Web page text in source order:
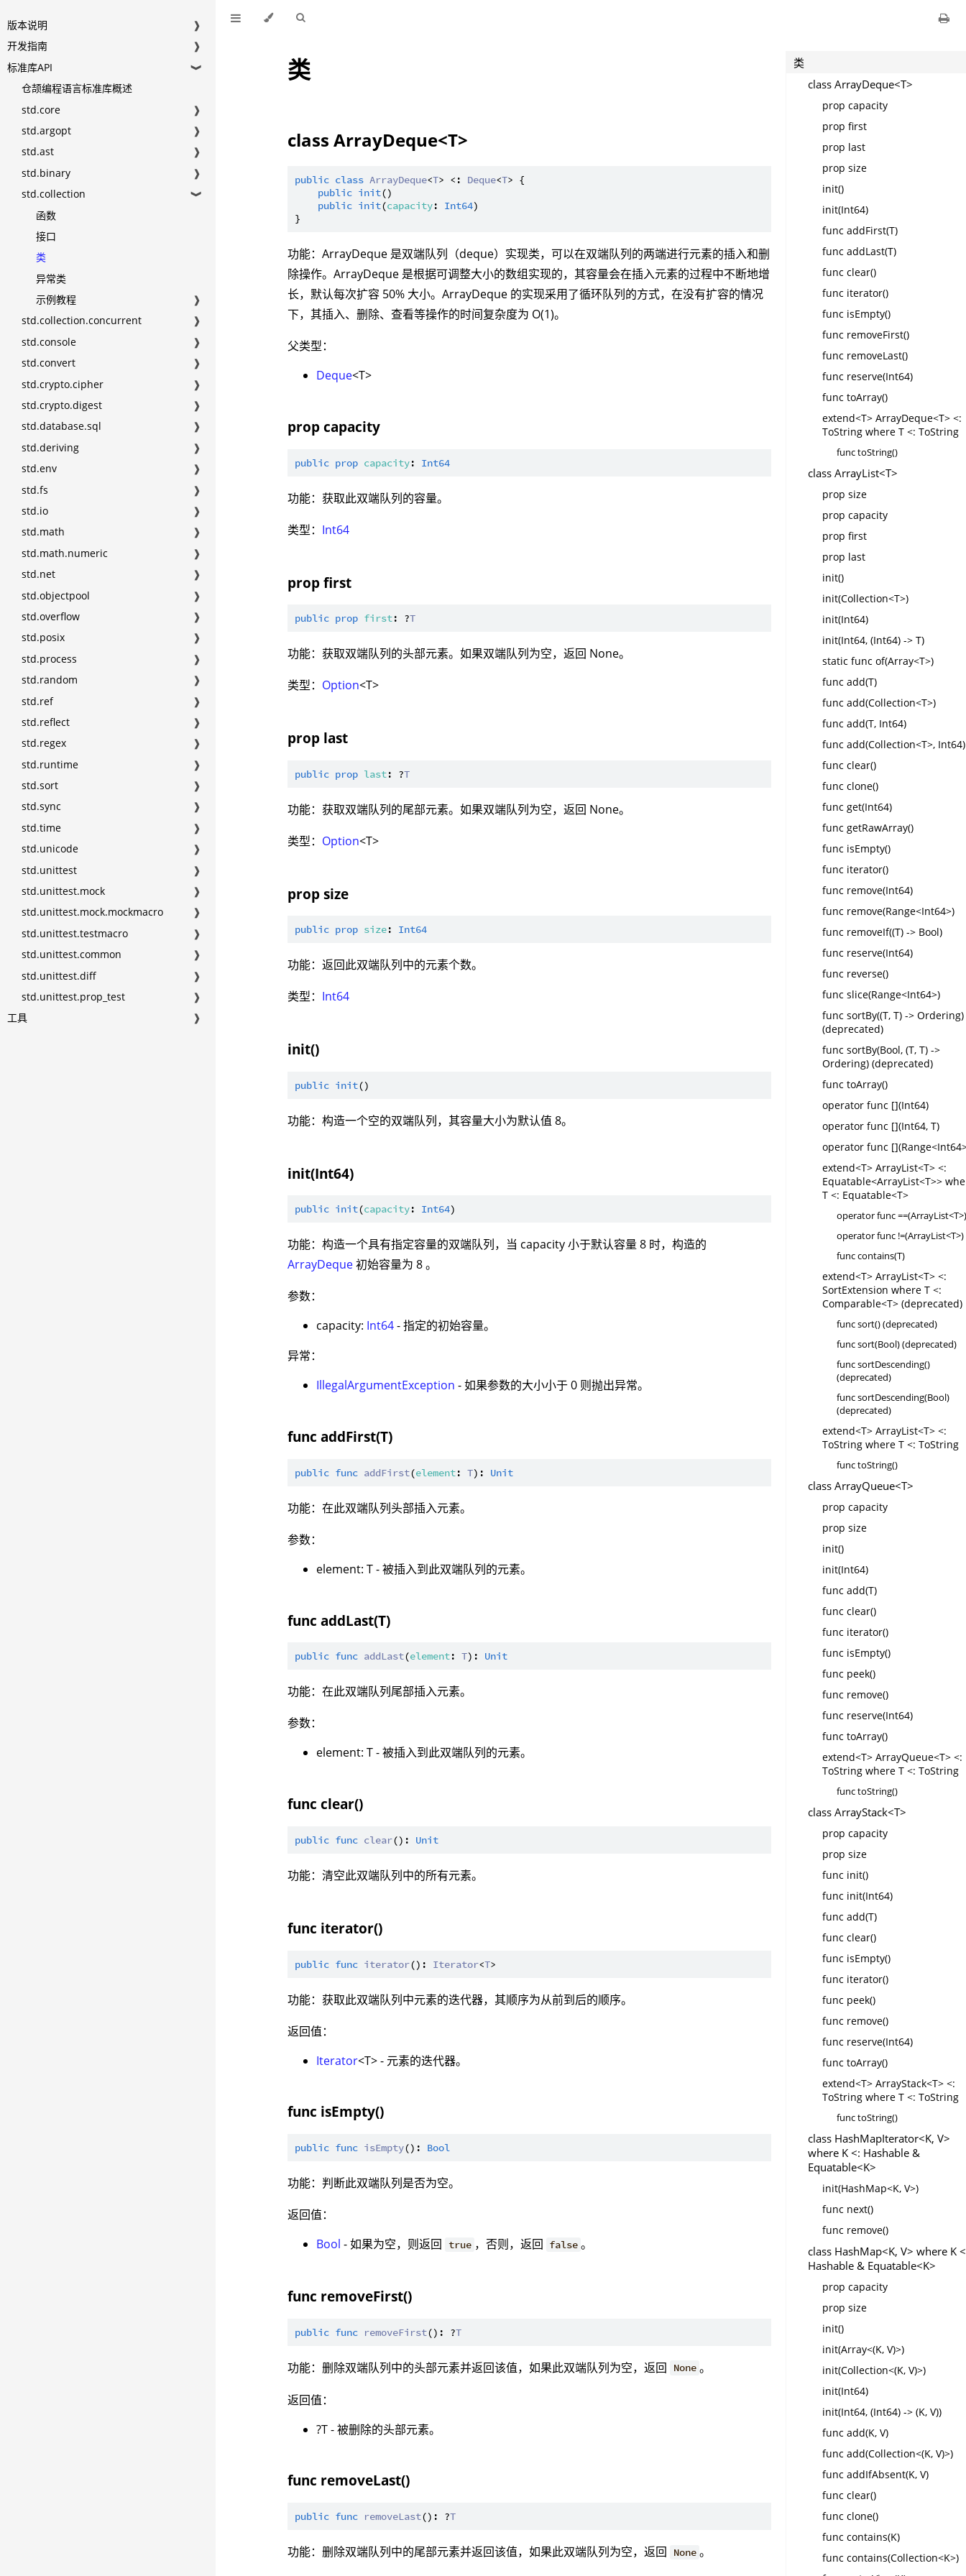
版本说明
❱
开发指南
❱
标准库API
❱
仓颉编程语言标准库概述
std.core
❱
std.argopt
❱
std.ast
❱
std.binary
❱
std.collection
❱
函数
接口
类
异常类
示例教程
❱
std.collection.concurrent
❱
std.console
❱
std.convert
❱
std.crypto.cipher
❱
std.crypto.digest
❱
std.database.sql
❱
std.deriving
❱
std.env
❱
std.fs
❱
std.io
❱
std.math
❱
std.math.numeric
❱
std.net
❱
std.objectpool
❱
std.overflow
❱
std.posix
❱
std.process
❱
std.random
❱
std.ref
❱
std.reflect
❱
std.regex
❱
std.runtime
❱
std.sort
❱
std.sync
❱
std.time
❱
std.unicode
❱
std.unittest
❱
std.unittest.mock
❱
std.unittest.mock.mockmacro
❱
std.unittest.testmacro
❱
std.unittest.common
❱
std.unittest.diff
❱
std.unittest.prop_test
❱
工具
❱
类
class ArrayDeque<T>
public class ArrayDeque<T> <: Deque<T> {
public init()
public init(capacity: Int64)
功能：ArrayDeque 是双端队列（deque）实现类，可以在双端队列的两端进行元素的插入和删
除操作。ArrayDeque 是根据可调整大小的数组实现的，其容量会在插入元素的过程中不断地增
长，默认每次扩容 50% 大小。ArrayDeque 的实现采用了循环队列的方式，在没有扩容的情况
下，其插入、删除、查看等操作的时间复杂度为 O(1)。
父类型：
Deque<T>
prop capacity
public prop capacity: Int64
功能：获取此双端队列的容量。
类型： Int64
prop first
public prop first: ?T
功能：获取双端队列的头部元素。如果双端队列为空，返回 None。
类型： Option<T>
prop last
public prop last: ?T
功能：获取双端队列的尾部元素。如果双端队列为空，返回 None。
类型： Option<T>
prop size
public prop size: Int64
功能：返回此双端队列中的元素个数。
类型： Int64
init()
public init
功能：构造一个空的双端队列，其容量大小为默认值 8。
init(Int64)
public init(capacity: Int64
功能：构造一个具有指定容量的双端队列，当 capacity 小于默认容量 8 时，构造的
ArrayDeque初始容量为 8 。
参数：
capacity: Int64- 指定的初始容量。
异常：
IllegalArgumentException - 如果参数的大小小于 0 则抛出异常。
func addFirst(T)
public func addFirst(element: T): Unit
功能：在此双端队列头部插入元素。
参数：
element: T - 被插入到此双端队列的元素。
func addLast(T)
public func addLast(element: T): Unit
功能：在此双端队列尾部插入元素。
参数：
element: T - 被插入到此双端队列的元素。
func clear()
public func clear(): Unit
功能：清空此双端队列中的所有元素。
func iterator()
public func iterator(): Iterator<T
功能：获取此双端队列中元素的迭代器，其顺序为从前到后的顺序。
返回值：
Iterator<T> - 元素的迭代器。
func isEmpty()
public func isEmpty(): Bool
功能：判断此双端队列是否为空。
返回值：
Bool - 如果为空，则返回 true ，否则，返回 false 。
func removeFirst()
public func removeFirst(): ?T
功能：删除双端队列中的头部元素并返回该值，如果此双端队列为空，返回 None 。
返回值：
?T - 被删除的头部元素。
func removeLast()
public func removeLast(): ?T
功能：删除双端队列中的尾部元素并返回该值，如果此双端队列为空，返回 None 。
类
class ArrayDeque<T>
prop capacity
prop first
prop last
prop size
init()
init(Int64)
func addFirst(T)
func addLast(T)
func clear()
func iterator()
func isEmpty()
func removeFirst()
func removeLast()
func reserve(Int64)
func toArray()
extend<T> ArrayDeque<T> <:
ToString where T <: ToString
func toString()
class ArrayList<T>
prop size
prop capacity
prop first
prop last
init()
init(Collection<T>)
init(Int64)
init(Int64, (Int64) -> T)
static func of(Array<T>)
func add(T)
func add(Collection<T>)
func add(T, Int64)
func add(Collection<T>, Int64)
func clear()
func clone()
func get(Int64)
func getRawArray()
func isEmpty()
func iterator()
func remove(Int64)
func remove(Range<Int64>)
func removeIf((T) -> Bool)
func reserve(Int64)
func reverse()
func slice(Range<Int64>)
func sortBy((T, T) -> Ordering)
(deprecated)
func sortBy(Bool, (T, T) ->
Ordering) (deprecated)
func toArray()
operator func [](Int64)
operator func [](Int64, T)
operator func
extend<T> ArrayList<T> <:
Equatable<ArrayList<T>>
T <: Equatable<T>
operator func ==(ArrayList<T>)
operator func !=(ArrayList<T>)
func contains(T)
extend<T> ArrayList<T> <:
SortExtension where T <:
Comparable<T> (deprecated)
func sort() (deprecated)
func sort(Bool) (deprecated)
func sortDescending()
(deprecated)
func sortDescending(Bool)
(deprecated)
extend<T> ArrayList<T> <:
ToString where T <: ToString
func toString()
class ArrayQueue<T>
prop capacity
prop size
init()
init(Int64)
func add(T)
func clear()
func iterator()
func isEmpty()
func peek()
func remove()
func reserve(Int64)
func toArray()
extend<T> ArrayQueue<T> <:
ToString where T <: ToString
func toString()
class ArrayStack<T>
prop capacity
prop size
func init()
func init(Int64)
func add(T)
func clear()
func isEmpty()
func iterator()
func peek()
func remove()
func reserve(Int64)
func toArray()
extend<T> ArrayStack<T> <:
ToString where T <: ToString
func toString()
class HashMapIterator<K, V>
where K <: Hashable &
Equatable<K>
init(HashMap<K, V>)
func next()
func remove()
class HashMap<K, V> where K
Hashable & Equatable<K>
prop capacity
prop size
init()
init(Array<(K, V)>)
init(Collection<(K, V)>)
init(Int64)
init(Int64, (Int64) -> (K, V))
func add(K, V)
func add(Collection<(K, V)>)
func addIfAbsent(K, V)
func clear()
func clone()
func contains(K)
func contains(Collection<K>)